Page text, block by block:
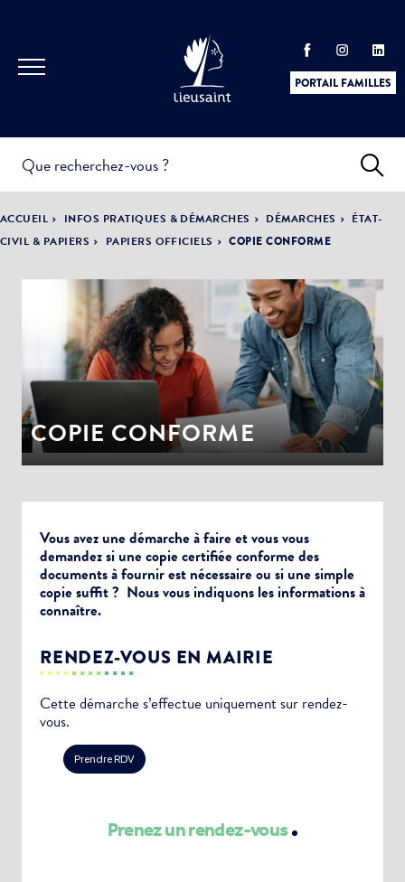
PORTAIL FAMILLES
PRATIQUES &
DÉMARCHES
ACTUALITÉS &
ÉVÈNEMENTS
LA VILLE
DÉMOCRATIE
PARTICIPATIVE
ACCUEIL INFOS PRATIQUES & DÉMARCHES DÉMARCHES
ÉTAT-
CIVIL & PAPIERS
PAPIERS OFFICIELS COPIE CONFORME
COPIE CONFORME
Vous avez une démarche à faire et vous vous
demandez si une copie certifiée conforme des
documents à fournir est nécessaire ou si une simple
copie suffit ? Nous vous indiquons les informations à
connaître.
RENDEZ-VOUS EN MAIRIE
Cette démarche s’effectue uniquement sur rendez-
vous.